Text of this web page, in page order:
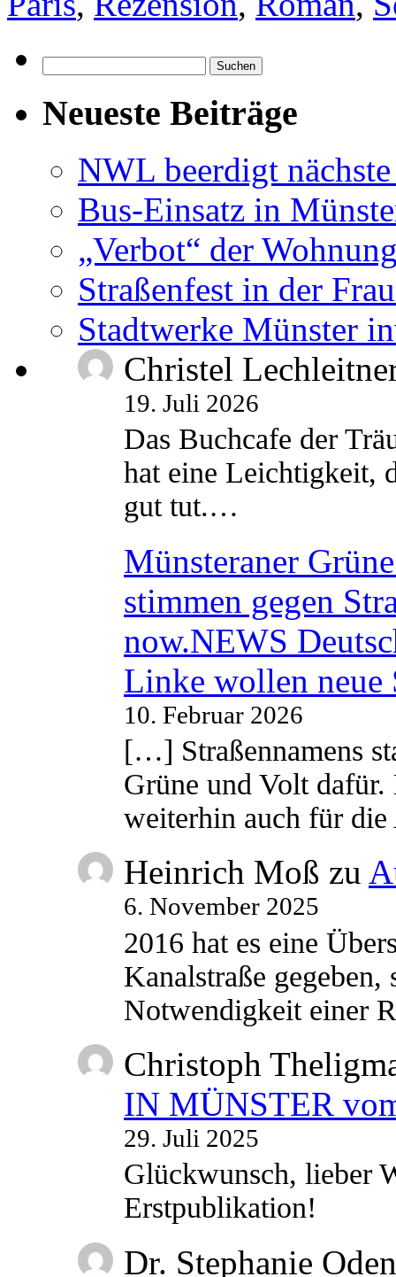
nach:
Neueste Beiträge
NWL beerdigt
Bus-Einsatz in
„Verbot“ der
Straßenfest in der
Stadtwerke Münster
Christel
19. Juli 2026
Das Buchcafe der
hat eine Leichtigkeit,
gut tut.…
Münsteraner
stimmen gegen
now.NEWS
Linke wollen neue
10. Februar 2026
[…] Straßennamens
Grüne und Volt
weiterhin auch für
Heinrich Moß zu
6. November 2025
2016 hat es eine
Kanalstraße
Notwendigkeit einer
Christoph
IN MÜNSTER
29. Juli 2025
Glückwunsch, lieber
Erstpublikation!
Dr. Stephanie